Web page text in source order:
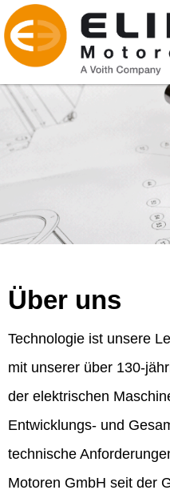
Über uns
Technologie ist unsere
mit unserer über 130-
der elektrischen
Entwicklungs- und
technische
Motoren GmbH seit der